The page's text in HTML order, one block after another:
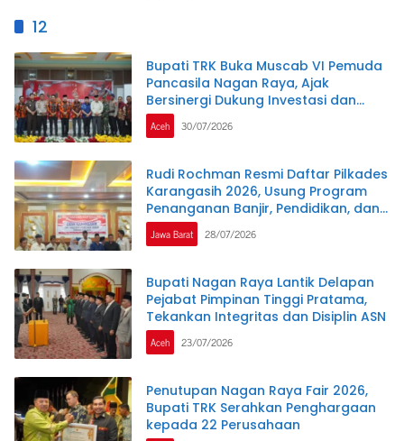
12
Bupati TRK Buka Muscab VI Pemuda
Pancasila Nagan Raya, Ajak
Bersinergi Dukung Investasi dan
Pembangunan Daerah
Aceh 30/07/2026
Rudi Rochman Resmi Daftar Pilkades
Karangasih 2026, Usung Program
Penanganan Banjir, Pendidikan, dan
Kesejahteraan Guru Ngaji
Jawa Barat 28/07/2026
Bupati Nagan Raya Lantik Delapan
Pejabat Pimpinan Tinggi Pratama,
Tekankan Integritas dan Disiplin ASN
Aceh 23/07/2026
Penutupan Nagan Raya Fair 2026,
Bupati TRK Serahkan Penghargaan
kepada 22 Perusahaan